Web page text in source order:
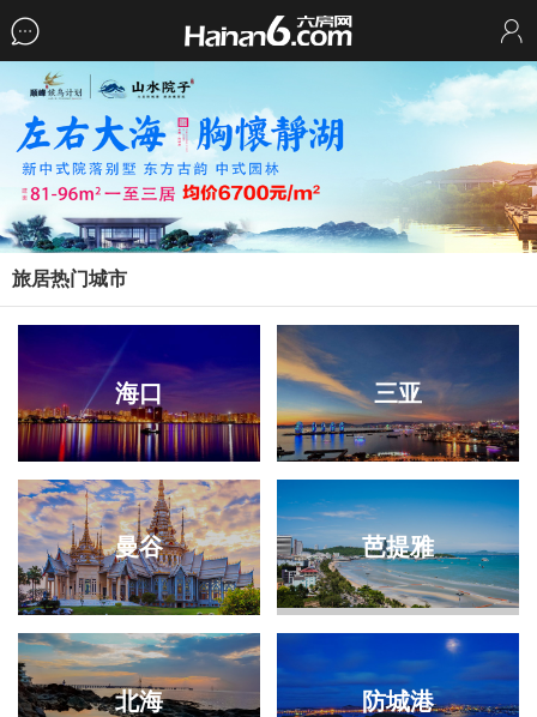
旅居热门城市
海口 三亚
曼谷 芭提雅
北海 防城港